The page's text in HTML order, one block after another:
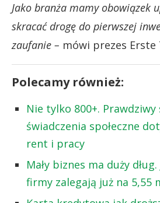
Jako branża mamy obowiązek
skracać drogę do pierwszej
zaufanie – mówi prezes Erste
Polecamy również:
Nie tylko 800+.
świadczenia społeczne
rent i pracy
Mały biznes ma duży
firmy zalegają już na 5,55